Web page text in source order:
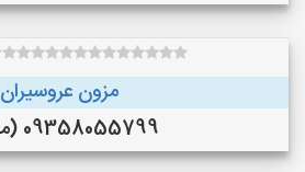
مزون عروسیران
09358055799 (ملایر )